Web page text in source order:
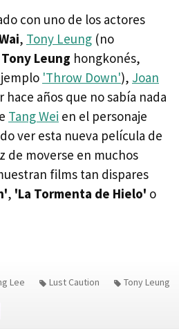
con uno de los actores
, Tony Leung (no
Tony Leung hongkonés,
'Throw Down'), Joan
hace años que no sabía nada
Tang Wei en el personaje
ver esta nueva película de
de moverse en muchos
films tan dispares
, 'La Tormenta de Hielo' o
Lee Lust Caution Tony Leung